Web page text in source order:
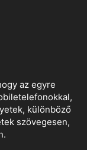
az egyre
különböző
szövegesen,